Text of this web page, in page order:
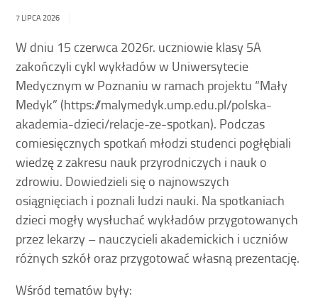
7 LIPCA 2026
W dniu 15 czerwca 2026r. uczniowie klasy 5A
zakończyli cykl wykładów w Uniwersytecie
Medycznym w Poznaniu w ramach projektu “Mały
Medyk” (https://malymedyk.ump.edu.pl/polska-
akademia-dzieci/relacje-ze-spotkan). Podczas
comiesięcznych spotkań młodzi studenci pogłębiali
wiedzę z zakresu nauk przyrodniczych i nauk o
zdrowiu. Dowiedzieli się o najnowszych
osiągnięciach i poznali ludzi nauki. Na spotkaniach
dzieci mogły wysłuchać wykładów przygotowanych
przez lekarzy – nauczycieli akademickich i uczniów
różnych szkół oraz przygotować własną prezentację.
Wśród tematów były: